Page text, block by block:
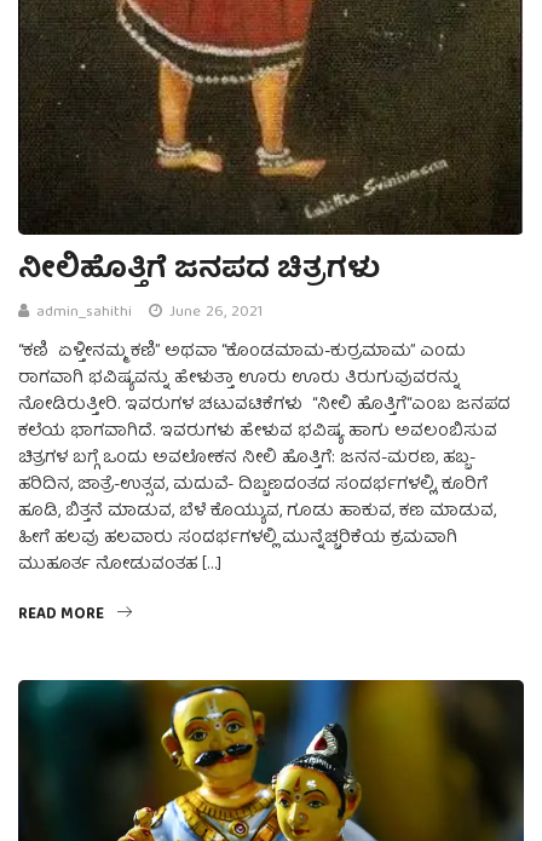
ನೀಲಿಹೊತ್ತಿಗೆ ಜನಪದ ಚಿತ್ರಗಳು
admin_sahithi June 26, 2021
“ಕಣಿ ಏಳ್ತೀನಮ್ಮ ಕಣಿ” ಅಥವಾ “ಕೊಂಡಮಾಮ-ಕುರ್ರಮಾಮ” ಎಂದು
ರಾಗವಾಗಿ ಭವಿಷ್ಯವನ್ನು ಹೇಳುತ್ತಾ ಊರು ಊರು ತಿರುಗುವುವರನ್ನು
ನೋಡಿರುತ್ತೀರಿ. ಇವರುಗಳ ಚಟುವಟಿಕೆಗಳು “ನೀಲಿ ಹೊತ್ತಿಗೆ“ಎಂಬ ಜನಪದ
ಕಲೆಯ ಭಾಗವಾಗಿದೆ. ಇವರುಗಳು ಹೇಳುವ ಭವಿಷ್ಯ ಹಾಗು ಅವಲಂಬಿಸುವ
ಚಿತ್ರಗಳ ಬಗ್ಗೆ ಒಂದು ಅವಲೋಕನ ನೀಲಿ ಹೊತ್ತಿಗೆ: ಜನನ-ಮರಣ, ಹಬ್ಬ-
ಹರಿದಿನ, ಜಾತ್ರೆ-ಉತ್ಸವ, ಮದುವೆ- ದಿಬ್ಬಣದಂತದ ಸಂದರ್ಭಗಳಲ್ಲಿ, ಕೂರಿಗೆ
ಹೂಡಿ, ಬಿತ್ತನೆ ಮಾಡುವ, ಬೆಳೆ ಕೊಯ್ಯುವ, ಗೂಡು ಹಾಕುವ, ಕಣ ಮಾಡುವ,
ಹೀಗೆ ಹಲವು ಹಲವಾರು ಸಂದರ್ಭಗಳಲ್ಲಿ ಮುನ್ನೆಚ್ಚರಿಕೆಯ ಕ್ರಮವಾಗಿ
ಮುಹೂರ್ತ ನೋಡುವಂತಹ […]
READ MORE